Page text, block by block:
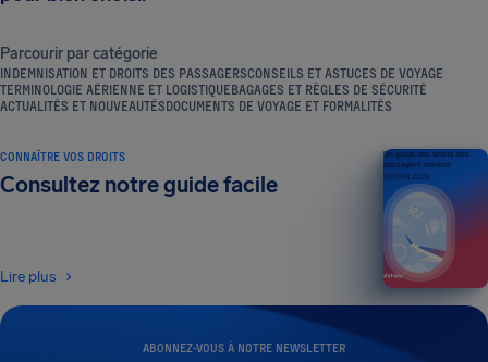
Parcourir par catégorie
INDEMNISATION ET DROITS DES PASSAGERSCONSEILS ET ASTUCES DE VOYAGE
TERMINOLOGIE AÉRIENNE ET LOGISTIQUEBAGAGES ET RÈGLES DE SÉCURITÉ
ACTUALITÉS ET NOUVEAUTÉSDOCUMENTS DE VOYAGE ET FORMALITÉS
ABONNEZ-VOUS À NOTRE NEWSLETTER
CONNAÎTRE VOS DROITS
Consultez notre guide facile
Lire plus
Un guide des droits des
passagers aériens
ÉDITION 2026